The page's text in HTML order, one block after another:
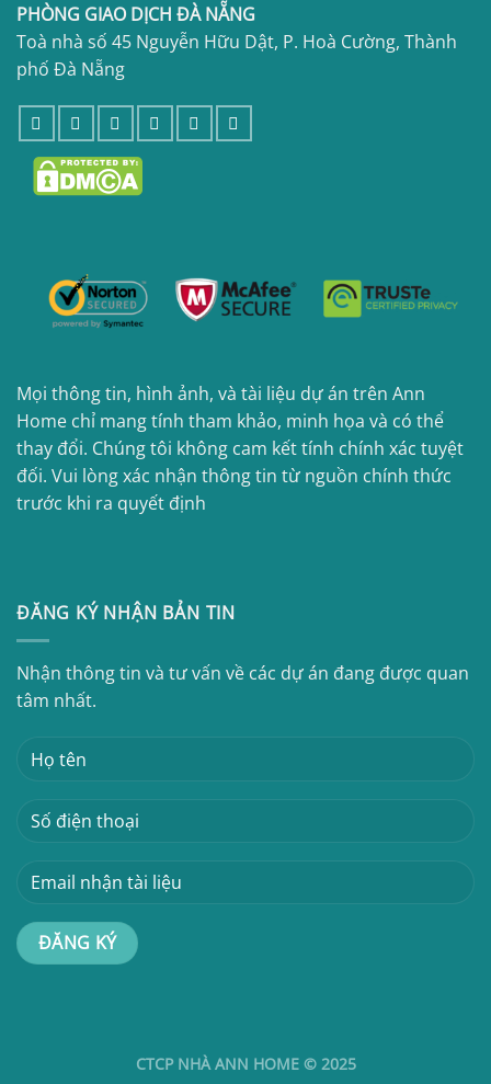
PHÒNG GIAO DỊCH ĐÀ NẴNG
Toà nhà số 45 Nguyễn Hữu Dật, P. Hoà Cường, Thành
phố Đà Nẵng
Mọi thông tin, hình ảnh, và tài liệu dự án trên Ann
Home chỉ mang tính tham khảo, minh họa và có thể
thay đổi. Chúng tôi không cam kết tính chính xác tuyệt
đối. Vui lòng xác nhận thông tin từ nguồn chính thức
trước khi ra quyết định
ĐĂNG KÝ NHẬN BẢN TIN
Nhận thông tin và tư vấn về các dự án đang được quan
tâm nhất.
CTCP NHÀ ANN HOME © 2025